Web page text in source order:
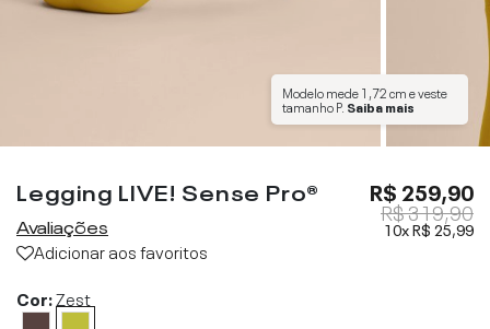
Modelo mede1,72 cme veste
tamanhoP. Saiba mais
Legging LIVE! Sense Pro®
Avaliações
Adicionar aos favoritos
R$ 259,90
R$ 319,90
10xR$ 25,99
Cor:Zest